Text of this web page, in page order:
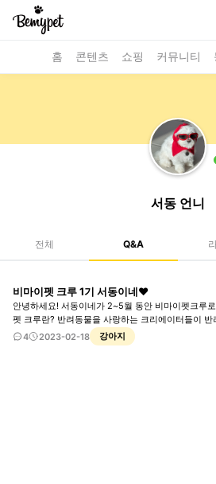
홈 콘텐츠 쇼핑 커뮤니티
서동 언니
전체 Q&A
비마이펫 크루 1기 서동이네❤️
안녕하세요! 서동이네가 2~5월 동안 비마이펫크루로 활동
펫 크루란? 반려동물을 사랑하는 크리에이터들이
니티 비마이펫 크루로 활동하는 3개월 동안, 1달에 1번 깜짝 기프트를 제공해 준다고
4 2023-02-18 강아지